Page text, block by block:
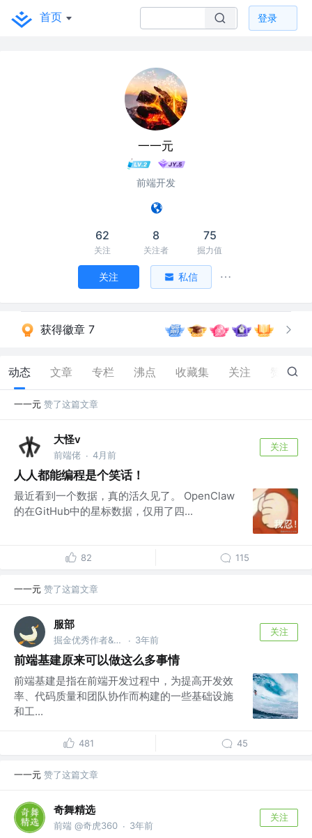
首页 登录
一一元
前端开发
62
关注
8
关注者
75
掘力值
关注 私信
获得徽章 7
动态 文章 专栏 沸点 收藏集 关注 163
一一元 赞了这篇文章
大怪v
前端佬 · 4月前
关注
人人都能编程是个笑话！
最近看到一个数据，真的活久见了。 OpenClaw
的在GitHub中的星标数据，仅用了四...
82 115
一一元 赞了这篇文章
服部
掘金优秀作者&人气作者 @XIAOMAN · 3年前
关注
前端基建原来可以做这么多事情
前端基建是指在前端开发过程中，为提高开发效
率、代码质量和团队协作而构建的一些基础设施
和工...
481 45
一一元 赞了这篇文章
奇舞精选
前端 @奇虎360 · 3年前
关注